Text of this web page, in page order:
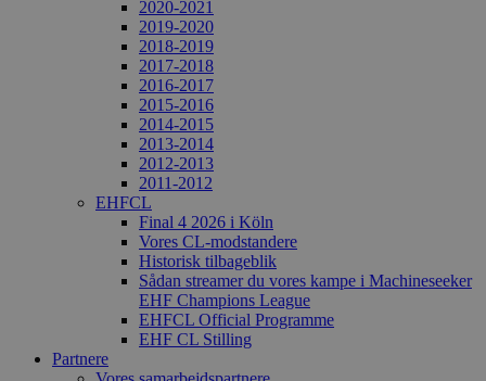
2020-2021
2019-2020
2018-2019
2017-2018
2016-2017
2015-2016
2014-2015
2013-2014
2012-2013
2011-2012
EHFCL
Final 4 2026 i Köln
Vores CL-modstandere
Historisk tilbageblik
Sådan streamer du vores kampe i Machineseeker
EHF Champions League
EHFCL Official Programme
EHF CL Stilling
Partnere